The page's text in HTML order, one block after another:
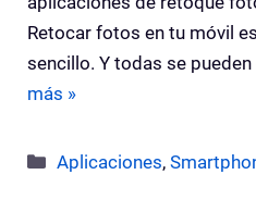
Retocar fotos en tu móvil
sencillo. Y todas se
más »
Categorías
Aplicaciones,